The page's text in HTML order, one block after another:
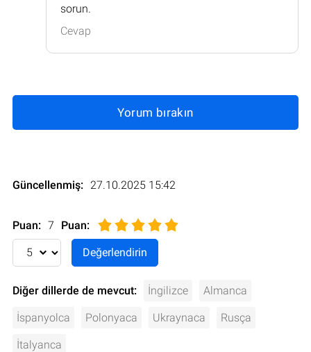
sorun.
Cevap
Yorum bırakın
Güncellenmiş: 27.10.2025 15:42
Puan: 7 Puan:
Diğer dillerde de mevcut: İngilizce Almanca
İspanyolca Polonyaca Ukraynaca Rusça
İtalyanca